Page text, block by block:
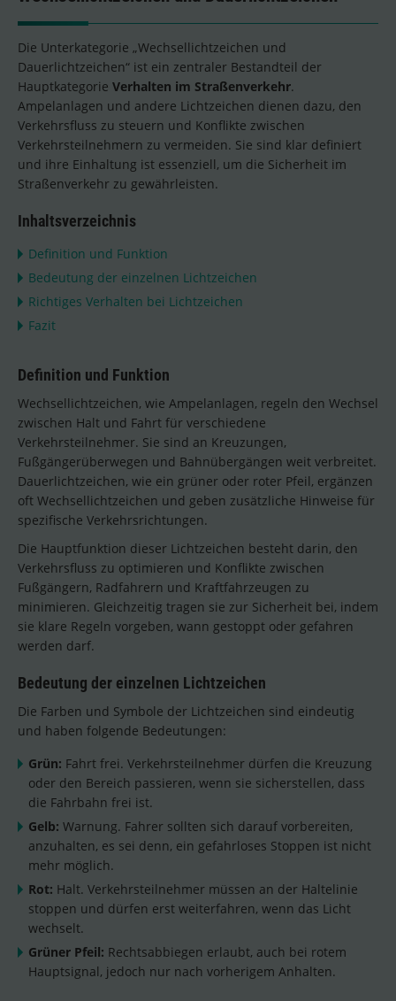
Die Unterkategorie „Wechsellichtzeichen und
Dauerlichtzeichen“ ist ein zentraler Bestandteil der
Hauptkategorie Verhalten im Straßenverkehr.
Ampelanlagen und andere Lichtzeichen dienen dazu, den
Verkehrsfluss zu steuern und Konflikte zwischen
Verkehrsteilnehmern zu vermeiden. Sie sind klar definiert
und ihre Einhaltung ist essenziell, um die Sicherheit im
Straßenverkehr zu gewährleisten.
Inhaltsverzeichnis
Definition und Funktion
Bedeutung der einzelnen Lichtzeichen
Richtiges Verhalten bei Lichtzeichen
Fazit
Definition und Funktion
Wechsellichtzeichen, wie Ampelanlagen, regeln den Wechsel
zwischen Halt und Fahrt für verschiedene
Verkehrsteilnehmer. Sie sind an Kreuzungen,
Fußgängerüberwegen und Bahnübergängen weit verbreitet.
Dauerlichtzeichen, wie ein grüner oder roter Pfeil, ergänzen
oft Wechsellichtzeichen und geben zusätzliche Hinweise für
spezifische Verkehrsrichtungen.
Die Hauptfunktion dieser Lichtzeichen besteht darin, den
Verkehrsfluss zu optimieren und Konflikte zwischen
Fußgängern, Radfahrern und Kraftfahrzeugen zu
minimieren. Gleichzeitig tragen sie zur Sicherheit bei, indem
sie klare Regeln vorgeben, wann gestoppt oder gefahren
werden darf.
Bedeutung der einzelnen Lichtzeichen
Die Farben und Symbole der Lichtzeichen sind eindeutig
und haben folgende Bedeutungen:
Grün: Fahrt frei. Verkehrsteilnehmer dürfen die Kreuzung
oder den Bereich passieren, wenn sie sicherstellen, dass
die Fahrbahn frei ist.
Gelb: Warnung. Fahrer sollten sich darauf vorbereiten,
anzuhalten, es sei denn, ein gefahrloses Stoppen ist nicht
mehr möglich.
Rot: Halt. Verkehrsteilnehmer müssen an der Haltelinie
stoppen und dürfen erst weiterfahren, wenn das Licht
wechselt.
Grüner Pfeil: Rechtsabbiegen erlaubt, auch bei rotem
Hauptsignal, jedoch nur nach vorherigem Anhalten.